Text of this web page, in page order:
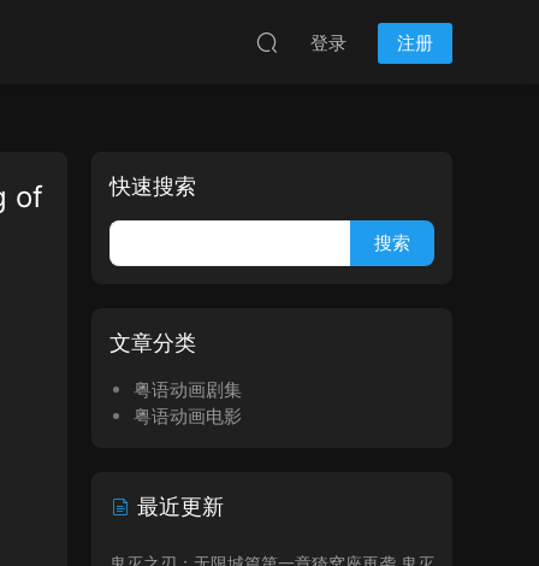
登录 注册
of
快速搜索
文章分类
粤语动画剧集
粤语动画电影
最近更新